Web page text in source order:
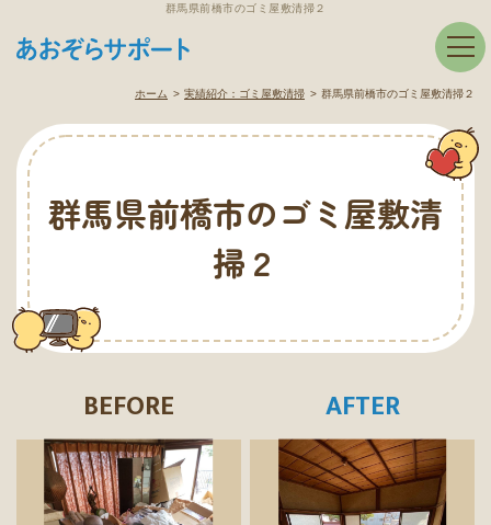
群馬県前橋市のゴミ屋敷清掃２
ホーム 実績紹介： ゴミ屋敷清掃 群馬県前橋市のゴミ屋敷清掃２
群馬県前橋市のゴミ屋敷清
掃２
BEFORE AFTER